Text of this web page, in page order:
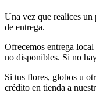
Una vez que realices
de entrega.
Ofrecemos entrega
no disponibles. Si no
Si tus flores, globos u
crédito en tienda a